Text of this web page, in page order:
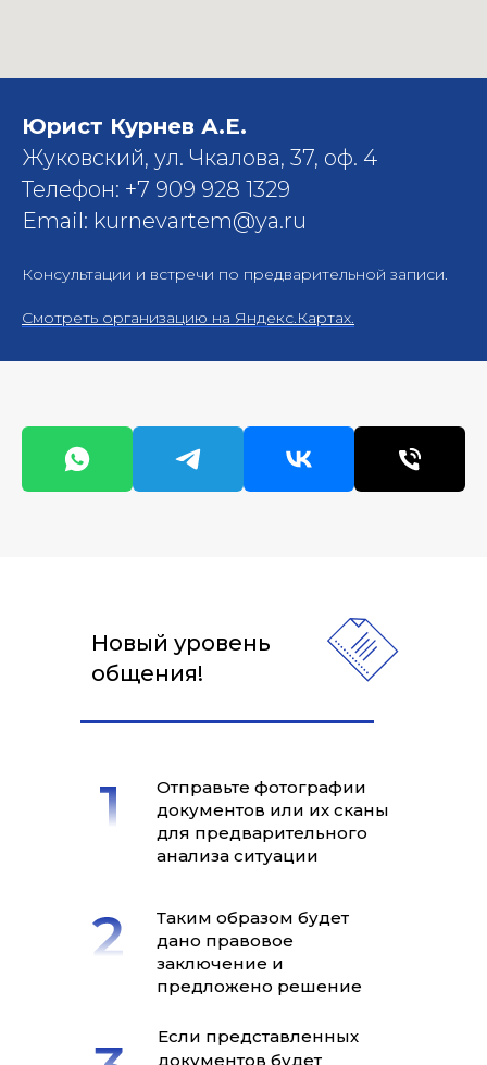
Юрист Курнев А.Е.
Жуковский, ул. Чкалова, 37, оф. 4
Телефон: +7 909 928 1329
Email: kurnevartem@ya.ru
Консультации и встречи по предварительной записи.
Смотреть организацию на Яндекс.Картах.
Новый уровень
общения!
Отправьте фотографии
документов или их сканы
для предварительного
анализа ситуации
Таким образом будет
дано правовое
заключение и
предложено решение
Если представленных
документов будет